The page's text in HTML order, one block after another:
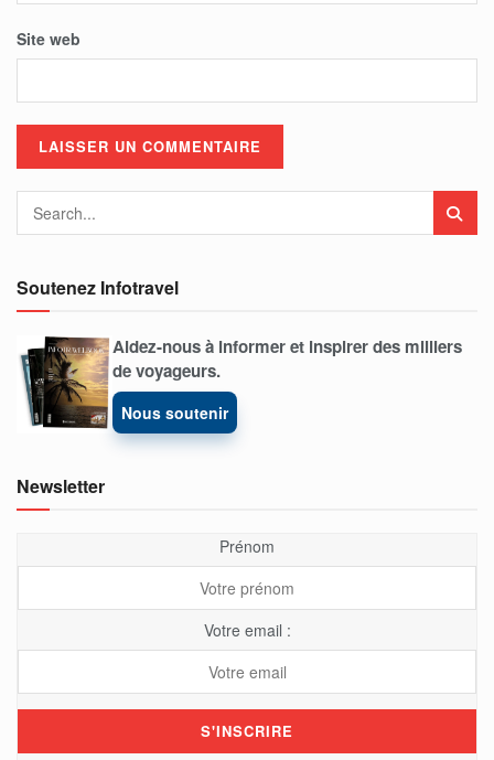
Site web
Soutenez Infotravel
Aidez-nous à informer et inspirer des milliers
de voyageurs.
Nous soutenir
Newsletter
Prénom
Votre email :